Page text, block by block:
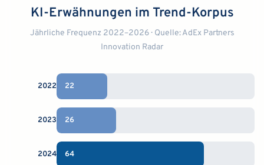
KI-Erwähnungen im Trend-Korpus
Jährliche Frequenz 2022–2026 · Quelle: AdEx Partners
Innovation Radar
2022 22
2023 26
2024 64